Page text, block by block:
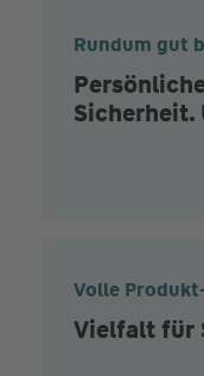
Rundum gut
Sicherheit.
Volle
Vielfalt für